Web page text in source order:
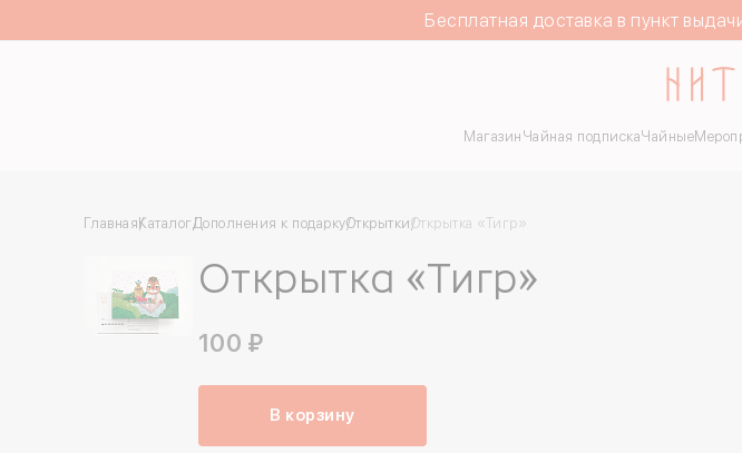
Бесплатная доставка в пункт
Магазин Чайная подпискаЧайные
Главная КаталогДополнения к подаркуОткрыткиОткрытка «Тигр»
Открытка «Тигр»
100 ₽
В корзину